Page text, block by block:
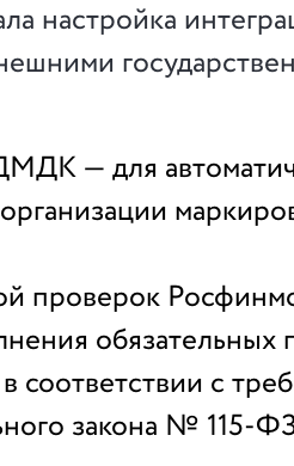
настройка
— для
проверок
обязательных
соответствии с
закона № 115-